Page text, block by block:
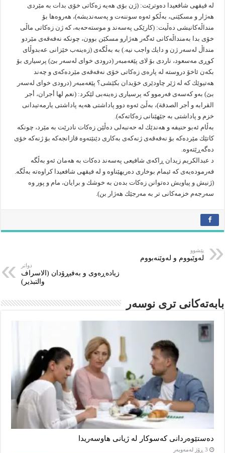
لە فیقهی شافعیدا دەوترێت: (ژن بۆی هەیە زەكاتی خۆی بدات بە مێردی
هەژار و مسكێنی، بەڵكو ئەوە سوننەت و پەسەندیشە)، هەروەها بۆ
منداڵەكانیشی دەڵیت: (كارێكی پەسەند و موستەحەبە، كە ژن زەكاتی ماڵی
خۆی بدا بەمنداڵەكانی ئەگەر هەژارو مسكێن بوون، چونكە نەفەقەی مێردو
منداڵ لەسەر ژن و دایك واجب نیە.) بە بەڵگەی (زەینەب خێزانی عەبدوڵای
كوڕی مەسعود، ناردی بۆ لای پێغەمبەر (درودی خوای لەسەر بێ) پرسیاری بۆ
بكەن ئاخۆ دروستە لە پارەی زەكاتی خۆی نەفەقەی مێردەكەی و چەند
هەتیوێك كە لە ژێر چاودێری خۆیدان بكێشی؟ پێغەمبەر (درودی خوای لەسەر
بێ) بەو كەسەی فەرموو كە پرسیاری زەینەبی لێكرد: (نعم لها أجران، أجر
القرابە و أجر الصدقة)، بەڵێ ئەوە دوو پاداشتی هەیە پاداشتی یارمەتیدانی
خزم و پاداشتی بە جێهێنانی زەكاتەكە).
بەڵام ئەبو حنیفە و هەندێك لە حەنبەلی دەڵێن زەكات نادرێت بە مێرد، چونكە
كاتێك مێردەكە بۆ نەفەقەی ژنەكەی بەكاری دێنێتەوە قازانجەكە بۆ ژنەكە خۆی
دەگەڕێتەوە.
د عبدالكریم زیدان ڕاكەی شافیعی پەسەند دەكات بە هەمان ئەو بەڵگە
فەرمودەیەی كە ئیمام بوخاری دەریهێناوە و لە فیقهی شافعیدا كراوەتە بەڵگە.
(ژنیش و پیاویش دەتوانن زەكات بدەن بە خوشك و برایان، مام و پور وە
سەرجەم خزمەكانی تر بە مەرجێك هەژار بن).
پێشوو
له‌وێبووم و له‌وێنه‌بووم
دواتر
زیادەڕەوی و بەفیڕۆدان (الاسراف
والتبذير)
بابەتەکانى ترى نوسەر
دەستێوەردانی کەسوکار لە ژیانی هاوسەریدا
3 ڕۆژ لەمەوبەر